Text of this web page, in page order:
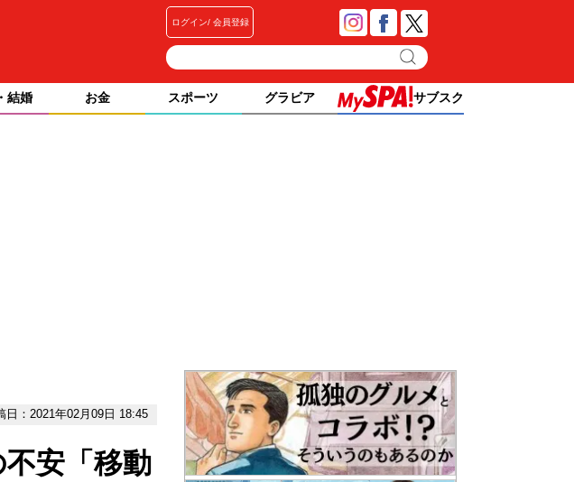
ログイン 会員登録
結婚 お金 スポーツ グラビア サブスク
日：2021年02月09日 18:45
安「移動